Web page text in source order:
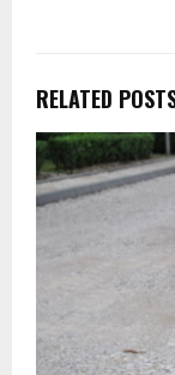
RELATED